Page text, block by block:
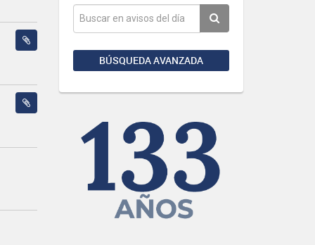
BÚSQUEDA AVANZADA